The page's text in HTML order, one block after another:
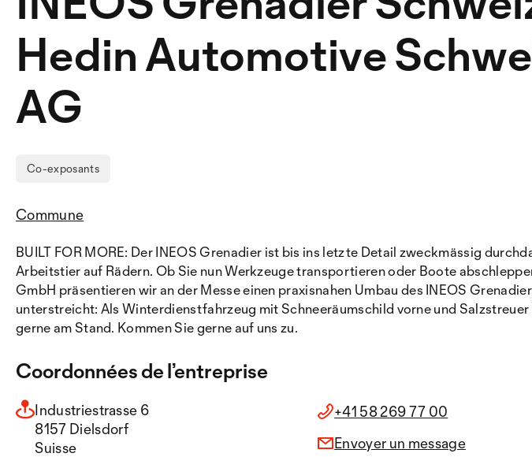
Hedin Automotive
AG
Co-exposants
Commune
BUILT FOR MORE: Der INEOS Grenadier ist bis ins letzte Detail zweckmässig
Arbeitstier auf Rädern. Ob Sie nun Werkzeuge transportieren oder Boote
GmbH präsentieren wir an der Messe einen praxisnahen Umbau des INEOS
unterstreicht: Als Winterdienstfahrzeug mit Schneeräumschild vorne und
gerne am Stand. Kommen Sie gerne auf uns zu.
Coordonnées de l’entreprise
Industriestrasse 6
8157 Dielsdorf
Suisse
+41 58 269 77 00
Envoyer un message